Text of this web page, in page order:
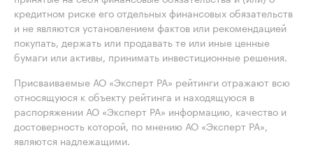
кредитном риске его отдельных финансовых обязательств
и не являются установлением фактов или рекомендацией
покупать, держать или продавать те или иные ценные
бумаги или активы, принимать инвестиционные решения.
Присваиваемые АО «Эксперт РА» рейтинги отражают всю
относящуюся к объекту рейтинга и находящуюся в
распоряжении АО «Эксперт РА» информацию, качество и
достоверность которой, по мнению АО «Эксперт РА»,
являются надлежащими.